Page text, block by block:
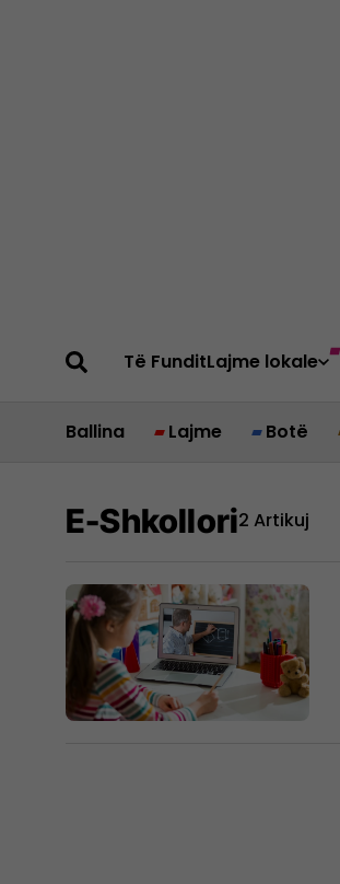
Të FunditLajme lokale
Ballina Lajme Botë
E-Shkollori2 Artikuj